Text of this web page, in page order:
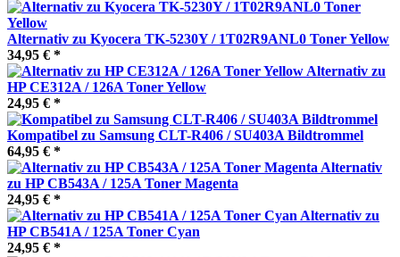
Alternativ zu Kyocera TK-5230Y / 1T02R9ANL0 Toner Yellow
34,95 € *
Alternativ zu
HP CE312A / 126A Toner Yellow
24,95 € *
Kompatibel zu Samsung CLT-R406 / SU403A Bildtrommel
64,95 € *
Alternativ
zu HP CB543A / 125A Toner Magenta
24,95 € *
Alternativ zu
HP CB541A / 125A Toner Cyan
24,95 € *